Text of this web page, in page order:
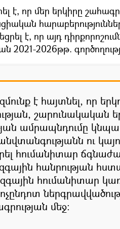
է, որ մեր երկիրը
է, որ այդ
2021-2026թթ.
է հայտնել, որ
շարունակական
ամրապնդումը
ու
հումանիտար
հանրության
հումանիտար
մեջ: